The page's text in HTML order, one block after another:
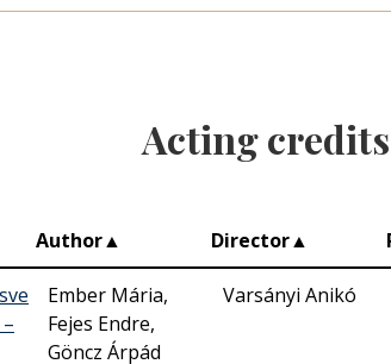
Acting
Author▲ Director▲
Ember Mária,
Fejes Endre,
Göncz Árpád
Varsányi Anikó